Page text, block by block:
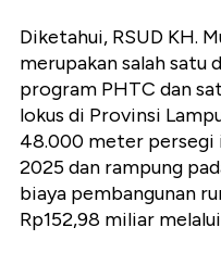
Diketahui, RSUD KH.
merupakan salah satu
program PHTC dan
lokus di Provinsi
48.000 meter persegi
2025 dan rampung
biaya pembangunan
Rp152,98 miliar